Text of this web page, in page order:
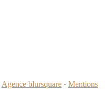
Agence blursquare · Mentions